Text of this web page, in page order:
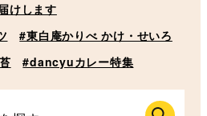
けします
#東白庵かりべ かけ・せいろ
#dancyuカレー特集